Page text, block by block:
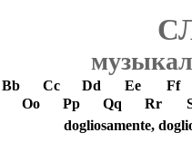
Bb Cc Dd Ee
Ff
Oo Pp Qq Rr
dogliosamente,